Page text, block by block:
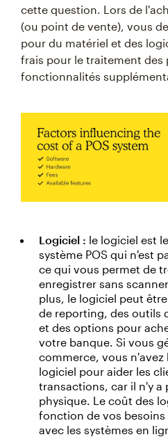
cette question. Lors de
(ou point de vente), vous
pour du matériel et des
frais pour le traitement des
fonctionnalités
Logiciel : le logiciel est
système POS qui n'est
ce qui vous permet de
enregistrer sans
plus, le logiciel peut
de reporting, des outils
et des options pour
votre banque. Si vous
commerce, vous n'avez
logiciel pour aider les
transactions, car il n'y a
physique. Le coût des
fonction de vos
avec les systèmes en